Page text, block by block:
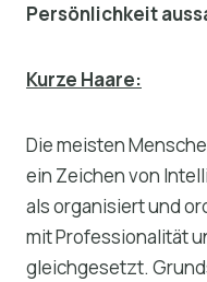
Persönlichkeit
Kurze Haare:
Die meisten
ein Zeichen von
als organisiert und
mit Professionalität
gleichgesetzt.